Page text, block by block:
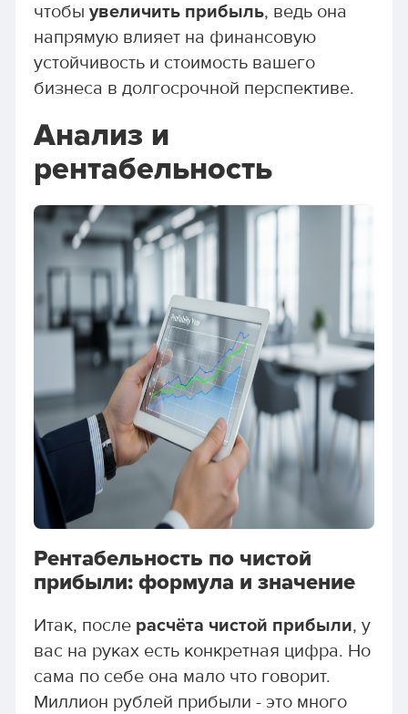
чтобы увеличить прибыль, ведь она
напрямую влияет на финансовую
устойчивость и стоимость вашего
бизнеса в долгосрочной перспективе.
Анализ и
рентабельность
Рентабельность по чистой
прибыли: формула и значение
Итак, после расчёта чистой прибыли, у
вас на руках есть конкретная цифра. Но
сама по себе она мало что говорит.
Миллион рублей прибыли - это много